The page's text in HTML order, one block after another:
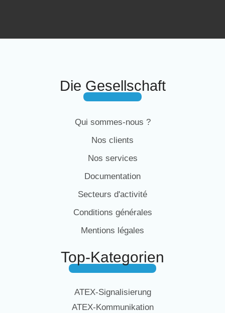
Die Gesellschaft
Qui sommes-nous ?
Nos clients
Nos services
Documentation
Secteurs d'activité
Conditions générales
Mentions légales
Top-Kategorien
ATEX-Signalisierung
ATEX-Kommunikation